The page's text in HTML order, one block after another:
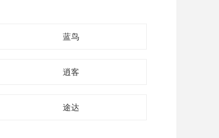
蓝鸟
逍客
途达